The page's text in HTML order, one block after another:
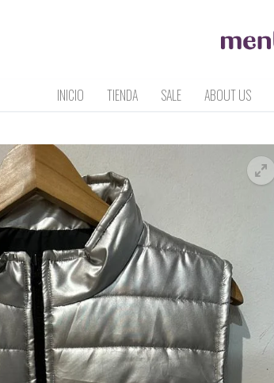
INICIO TIENDA SALE ABOUT US